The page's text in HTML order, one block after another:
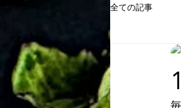
全ての記事